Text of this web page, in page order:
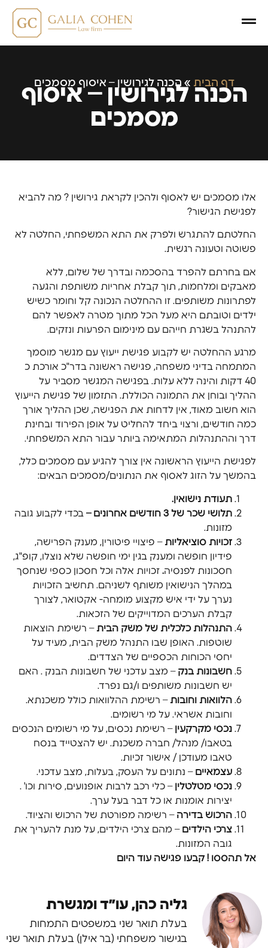
דף הבית » הכנה לגירושין – איסוף מסמכים
הכנה לגירושין – איסוף
מסמכים
אלו מסמכים יש לאסוף ולהכין לקראת גירושין ? מה להביא
לפגישת הגישור?
החלטתם להתגרש ולפרק את התא המשפחתי, החלטה לא
פשוטה וטעונה רגשית.
אם בחרתם להפרד בהסכמה ובדרך של שלום, ללא
מאבקים ומלחמות, תוך קבלת אחריות משותפת והגעה
לפתרונות משותפים. זו ההחלטה הנכונה קל וחומר כשיש
ילדים וטובתם היא מעל הכל מתוך מטרה לאפשר להם
להתנהל בשגרת חייהם עם מינימום הפרעות ונזקים.
מרגע ההחלטה יש לקבוע פגישת ייעוץ עם מגשר מוסמך
המתמחה בדיני משפחה, פגישה ראשונה בדר"כ אורכת כ
40 דקות והינה ללא עלות. בפגישה המגשר מסביר על
ההליך ובוחן את התמונה הכוללת. התזמון של פגישת הייעוץ
הוא חשוב מאוד, אין לדחות את הפגישה, שכן ההליך אורך
כמה חודשים, ורצוי ביחד להחליט על אופן הפירוד ובחינת
דרך וההתנהלות המתאימה ביותר עבור התא המשפחתי.
לפגישת הייעוץ הראשונה אין צורך להגיע עם מסמכים כלל,
בהמשך על הזוג לאסוף את הנתונים/מסמכים הבאים:
תעודת נישואין.
תלושי שכר של 3 חודשים אחרונים –
בכדי לקבוע גובה
מזונות.
זכויות סוציאליות – פיצויי פיטורין, מענק הפרישה,
פידיון חופשה ומענק בגין ימי חופשה שלא נוצלו, קופ"ג,
חסכונות לפנסיה. זכויות אלה וכל חסכון כספי שנחסך
במהלך הנישואין משותף לשניהם. תחשיב הזכויות
נערך על ידי איש מקצוע מומחה- אקטואר, לצורך
קבלת הערכים המדוייקים של הזכאות.
התנהלות כלכלית של משק הבית – רשימת הוצאות
שוטפות. האופן שבו התנהל משק הבית, מעיד על
יחסי הכוחות הכספיים של הצדדים.
חשבונות בנק– מצב עדכני של חשבונות הבנק . האם
יש חשבונות משותפים ו/גם נפרד.
הלוואות וחובות– רשימת ההלוואות כולל משכנתא.
וחובות אשראי. על מי רשומים.
נכסי מקרקעין – רשימת נכסים, על מי רשומים הנכסים
בטאבו/ מנהל/ חברה משכנת. יש להצטייד בנסח
טאבו מעודכן / אישור זכיות.
עצמאיים – נתונים על העסק, בעלות, מצב עדכני.
נכסי מטלטלין – כלי רכב לרבות אופנועים, סירות וכו' .
יצירות אומנות או כל דבר בעל ערך.
הרכוש בדירה – רשימה מפורטת של הרכוש והציוד.
צרכי הילדים – מהם צרכי הילדים, על מנת להעריך את
גובה המזונות.
אל תהססו ! קבעו פגישה עוד היום
גליה כהן, עו״ד ומגשרת
בעלת תואר שני במשפטים התמחות
בגישור משפחתי (בר אילן) בעלת תואר שני